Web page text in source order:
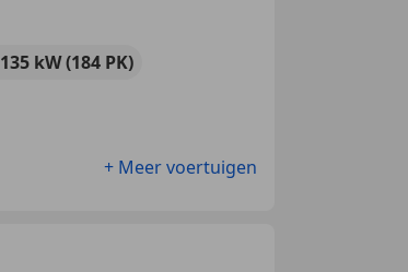
135 kW (184 PK)
+ Meer voertuigen